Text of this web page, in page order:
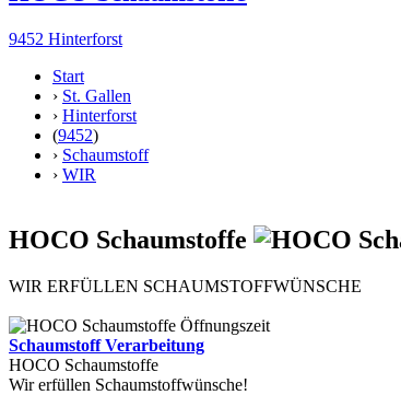
9452 Hinterforst
Start
› St. Gallen
› Hinterforst
(9452)
› Schaumstoff
› WIR
HOCO Schaumstoffe
WIR ERFÜLLEN SCHAUMSTOFFWÜNSCHE
Schaumstoff Verarbeitung
HOCO Schaumstoffe
Wir erfüllen Schaumstoffwünsche!